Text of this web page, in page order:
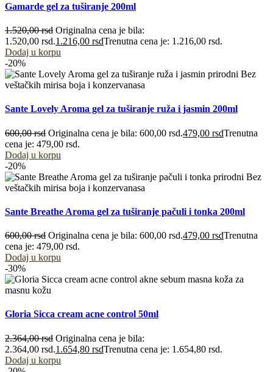
Gamarde gel za tuširanje 200ml
1.520,00rsd Originalna cena je bila:
1.520,00 rsd.1.216,00 rsdTrenutna cena je: 1.216,00 rsd.
Dodaj u korpu
-20%
Sante Lovely Aroma gel za tuširanje ruža i jasmin 200ml
600,00rsd Originalna cena je bila: 600,00 rsd.479,00 rsdTrenutna
cena je: 479,00 rsd.
Dodaj u korpu
-20%
Sante Breathe Aroma gel za tuširanje pačuli i tonka 200ml
600,00rsd Originalna cena je bila: 600,00 rsd.479,00 rsdTrenutna
cena je: 479,00 rsd.
Dodaj u korpu
-30%
Gloria Sicca cream acne control 50ml
2.364,00rsd Originalna cena je bila:
2.364,00 rsd.1.654,80 rsdTrenutna cena je: 1.654,80 rsd.
Dodaj u korpu